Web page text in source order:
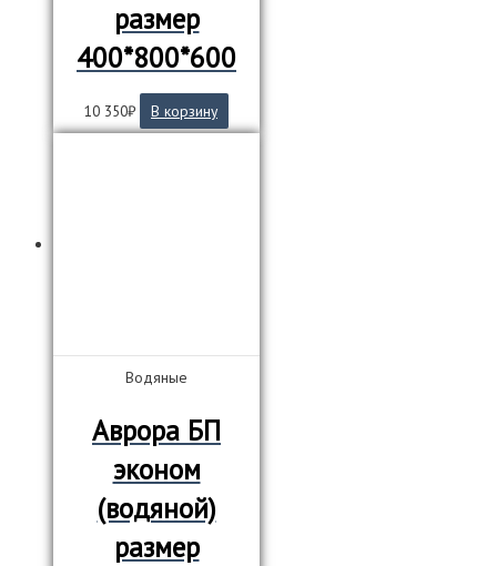
размер
400*800*600
10 350₽ В корзину
Водяные
Аврора БП
эконом
(водяной)
размер